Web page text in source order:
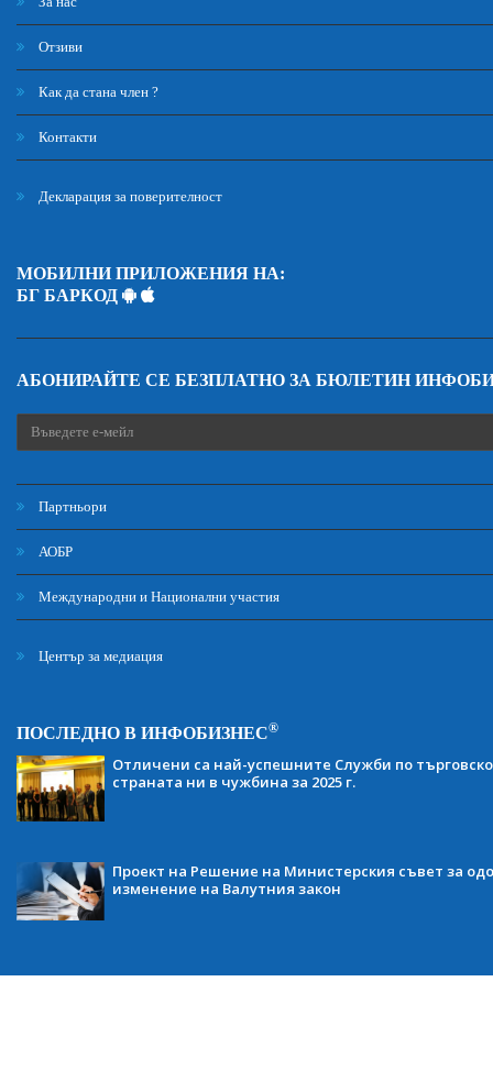
Отзиви
Как да стана член ?
Контакти
Декларация за поверителност
МОБИЛНИ ПРИЛОЖЕНИЯ НА:
БГ БАРКОД
АБОНИРАЙТЕ СЕ БЕЗПЛАТНО ЗА БЮЛЕТИН
Партньори
АОБР
Международни и Национални участия
Център за медиация
ПОСЛЕДНО В ИНФОБИЗНЕС®
Отличени са най-успешните Служби по
страната ни в чужбина за 2025 г.
Проект на Решение на Министерския съвет за
изменение на Валутния закон